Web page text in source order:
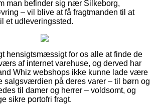
man befinder sig nær Silkeborg,
– vil blive at få fragtmanden til at
et udleveringssted.
hensigtsmæssigt for os alle at finde de
af internet varehuse, og derved har
Whiz webshops ikke kunne lade være
salgsværdien på deres varer – til børn og
til damer og herrer – voldsomt, og
sikre portofri fragt.